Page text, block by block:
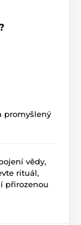
promyšlený
vědy,
rituál,
přirozenou